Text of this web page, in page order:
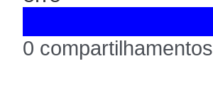
0 compartilhamentos